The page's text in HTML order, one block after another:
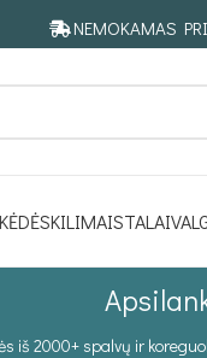
NEMOKAMAS
KĖDĖSKILIMAISTALAI
iš 2000+ spalvų ir